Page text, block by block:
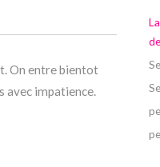
On entre bientot
avec impatience.